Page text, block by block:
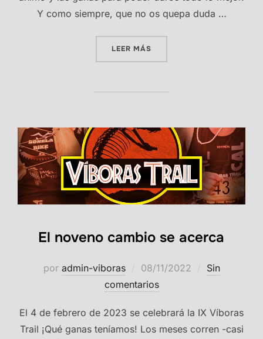
Y como siempre, que no os quepa duda …
LEER MÁS
El noveno cambio se acerca
por admin-viboras
Publicado
el
08/11/2022
Sin
comentarios
El 4 de febrero de 2023 se celebrará la IX Víboras
Trail ¡Qué ganas teníamos! Los meses corren -casi